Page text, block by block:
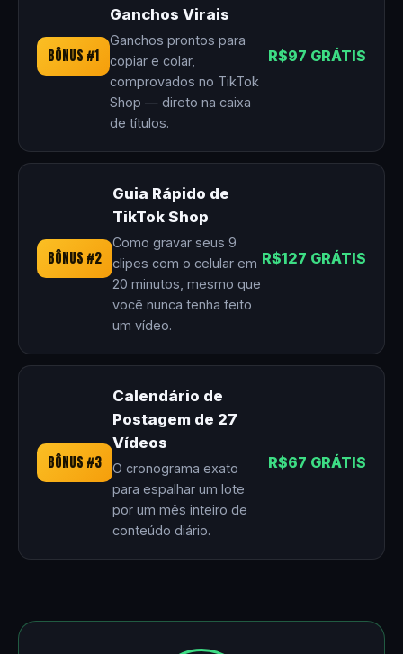
BÔNUS #1
Ganchos Virais
Ganchos prontos para
copiar e colar,
comprovados no TikTok
Shop — direto na caixa
de títulos.
R$97 GRÁTIS
BÔNUS #2
Guia Rápido de
TikTok Shop
Como gravar seus 9
clipes com o celular em
20 minutos, mesmo que
você nunca tenha feito
um vídeo.
R$127 GRÁTIS
BÔNUS #3
Calendário de
Postagem de 27
Vídeos
O cronograma exato
para espalhar um lote
por um mês inteiro de
conteúdo diário.
R$67 GRÁTIS